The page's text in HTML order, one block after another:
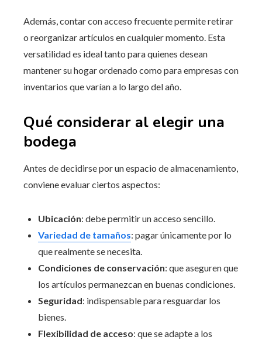
Además, contar con acceso frecuente permite retirar
o reorganizar artículos en cualquier momento. Esta
versatilidad es ideal tanto para quienes desean
mantener su hogar ordenado como para empresas con
inventarios que varían a lo largo del año.
Qué considerar al elegir una
bodega
Antes de decidirse por un espacio de almacenamiento,
conviene evaluar ciertos aspectos:
Ubicación: debe permitir un acceso sencillo.
Variedad de tamaños: pagar únicamente por lo
que realmente se necesita.
Condiciones de conservación: que aseguren que
los artículos permanezcan en buenas condiciones.
Seguridad: indispensable para resguardar los
bienes.
Flexibilidad de acceso: que se adapte a los